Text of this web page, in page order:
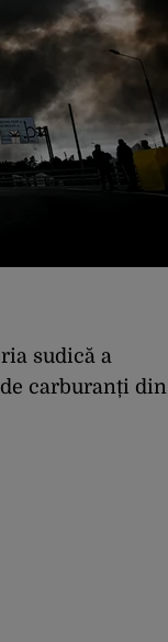
sudică a
carburanți din